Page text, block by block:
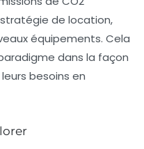
de location,
équipements. Cela
dans la façon
besoins en